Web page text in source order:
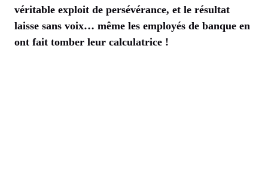
véritable exploit de persévérance, et le résultat
laisse sans voix… même les employés de banque en
ont fait tomber leur calculatrice !